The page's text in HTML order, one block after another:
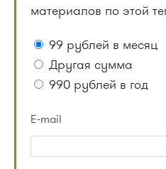
материалов по этой
99 рублей в месяц
Другая сумма
990 рублей в год
E-mail